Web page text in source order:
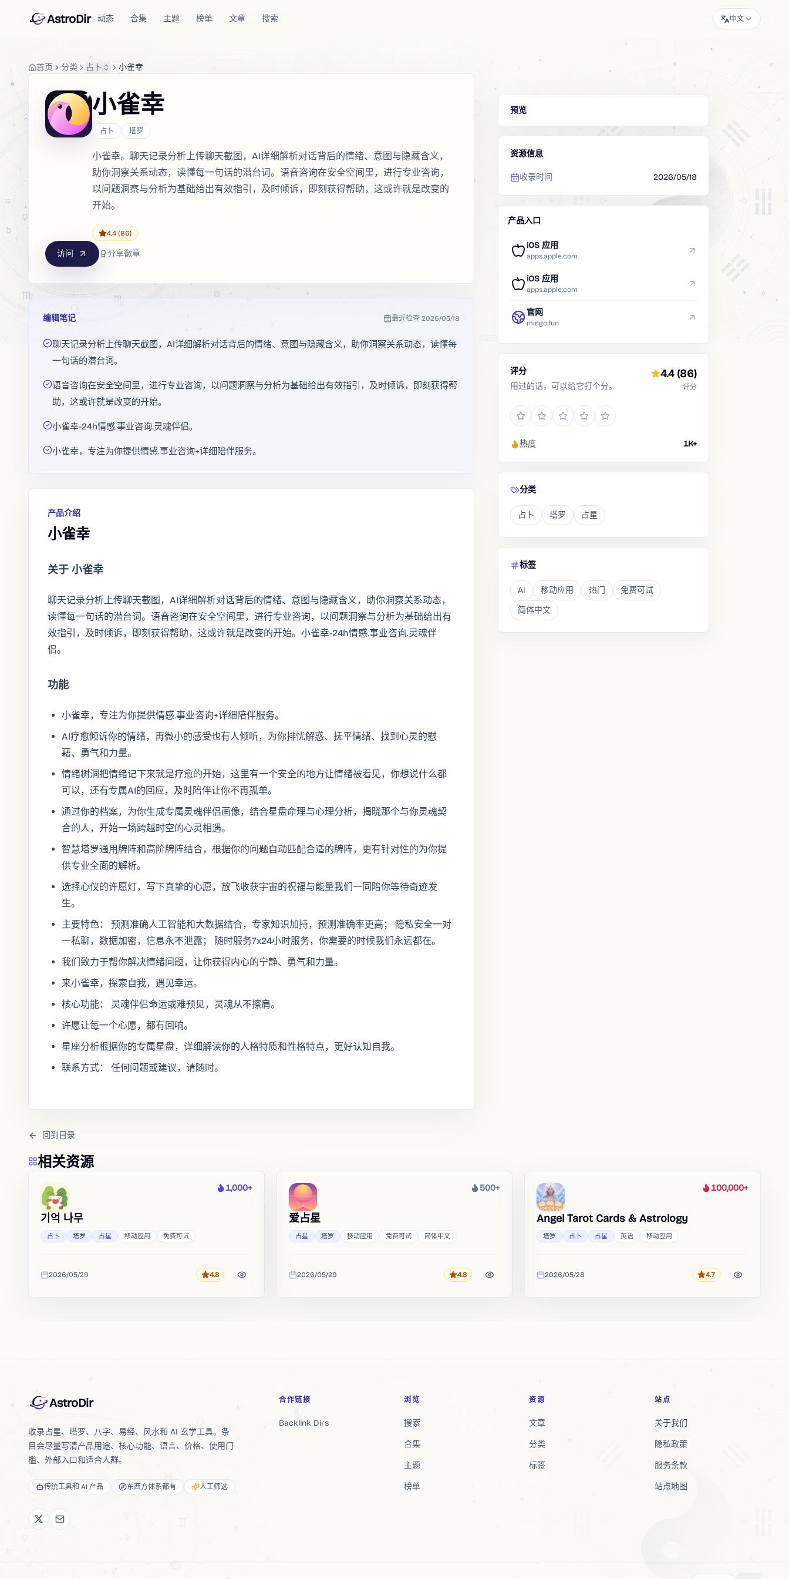
AstroDir 动态 合集 主题 榜单 文章 搜索 中文
首页 分类 占卜 小雀幸
小雀幸
占卜 塔罗
小雀幸。聊天记录分析上传聊天截图，AI详细解析对话背后的情绪、意图与隐藏含义，
助你洞察关系动态，读懂每一句话的潜台词。语音咨询在安全空间里，进行专业咨询，
以问题洞察与分析为基础给出有效指引，及时倾诉，即刻获得帮助，这或许就是改变的
开始。
4.4 (86)
访问 分享徽章
编辑笔记 最近检查 2026/05/18
聊天记录分析上传聊天截图，AI详细解析对话背后的情绪、意图与隐藏含义，助你洞察关系动态，读懂每
一句话的潜台词。
语音咨询在安全空间里，进行专业咨询，以问题洞察与分析为基础给出有效指引，及时倾诉，即刻获得帮
助，这或许就是改变的开始。
小雀幸-24h情感.事业咨询.灵魂伴侣。
小雀幸，专注为你提供情感.事业咨询+详细陪伴服务。
产品介绍
小雀幸
关于 小雀幸
聊天记录分析上传聊天截图，AI详细解析对话背后的情绪、意图与隐藏含义，助你洞察关系动态，
读懂每一句话的潜台词。语音咨询在安全空间里，进行专业咨询，以问题洞察与分析为基础给出有
效指引，及时倾诉，即刻获得帮助，这或许就是改变的开始。小雀幸-24h情感.事业咨询.灵魂伴
侣。
功能
小雀幸，专注为你提供情感.事业咨询+详细陪伴服务。
AI疗愈倾诉你的情绪，再微小的感受也有人倾听，为你排忧解惑、抚平情绪、找到心灵的慰
藉、勇气和力量。
情绪树洞把情绪记下来就是疗愈的开始，这里有一个安全的地方让情绪被看见，你想说什么都
可以，还有专属AI的回应，及时陪伴让你不再孤单。
通过你的档案，为你生成专属灵魂伴侣画像，结合星盘命理与心理分析，揭晓那个与你灵魂契
合的人，开始一场跨越时空的心灵相遇。
智慧塔罗通用牌阵和高阶牌阵结合，根据你的问题自动匹配合适的牌阵，更有针对性的为你提
供专业全面的解析。
选择心仪的许愿灯，写下真挚的心愿，放飞收获宇宙的祝福与能量我们一同陪你等待奇迹发
生。
主要特色： 预测准确人工智能和大数据结合，专家知识加持，预测准确率更高； 隐私安全一对
一私聊，数据加密，信息永不泄露； 随时服务7x24小时服务，你需要的时候我们永远都在。
我们致力于帮你解决情绪问题，让你获得内心的宁静、勇气和力量。
来小雀幸，探索自我，遇见幸运。
核心功能： 灵魂伴侣命运或难预见，灵魂从不擦肩。
许愿让每一个心愿，都有回响。
星座分析根据你的专属星盘，详细解读你的人格特质和性格特点，更好认知自我。
联系方式： 任何问题或建议，请随时。
回到目录
预览
资源信息
收录时间 2026/05/18
产品入口
iOS 应用
apps.apple.com
iOS 应用
apps.apple.com
官网
mingo.fun
评分
用过的话，可以给它打个分。
4.4(86)
评分
热度 1K+
分类
占卜 塔罗 占星
标签
AI 移动应用 热门
免费可试
简体中文
相关资源
热度
1,000+
기억 나무
占卜 塔罗 占星 移动应用 免费可试
收录时间
2026/05/29 评分4.8
热度
500+
爱占星
占星 塔罗 移动应用 免费可试 简体中文
收录时间
2026/05/29 评分4.8
热度
100,000+
Angel Tarot Cards & Astrology
塔罗 占卜 占星 英语 移动应用
收录时间
2026/05/28 评分4.7
AstroDir
收录占星、塔罗、八字、易经、风水和 AI 玄学工具。条
目会尽量写清产品用途、核心功能、语言、价格、使用门
槛、外部入口和适合人群。
传统工具和 AI 产品 东西方体系都有 人工筛选
合作链接
Backlink Dirs
浏览
搜索
合集
主题
榜单
资源
文章
分类
标签
站点
关于我们
隐私政策
服务条款
站点地图